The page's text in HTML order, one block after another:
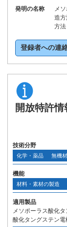
発明の名称
メ
造
方法
登録者への連
開放特許情
技術分野
化学・薬品 無機
機能
材料・素材の製造
適用製品
メソポーラス酸化
酸化タングステン電